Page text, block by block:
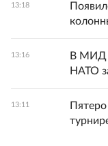
13:18
13:16
В МИД
НАТО
13:11